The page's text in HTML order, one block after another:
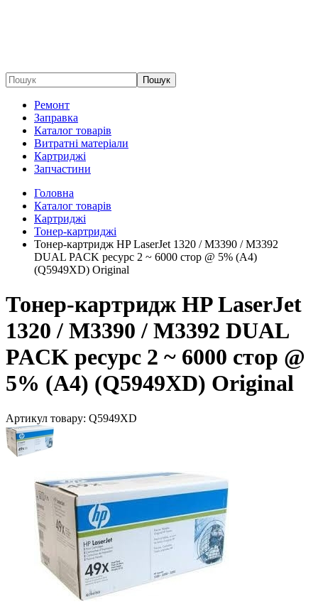
Пошук
Ремонт
Заправка
Каталог товарів
Витратні матеріали
Картриджі
Запчастини
Головна
Каталог товарів
Картриджі
Тонер-картриджі
Тонер-картридж HP LaserJet 1320 / M3390 / M3392
DUAL PACK ресурс 2 ~ 6000 стор @ 5% (A4)
(Q5949XD) Original
Тонер-картридж HP LaserJet
1320 / M3390 / M3392 DUAL
PACK ресурс 2 ~ 6000 стор @
5% (A4) (Q5949XD) Original
Артикул товару: Q5949XD